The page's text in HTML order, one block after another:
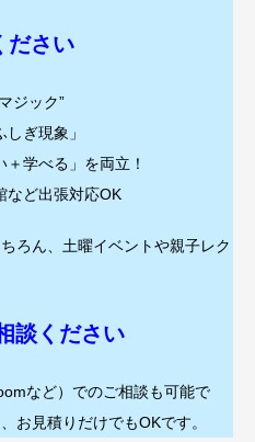
ださい
ジック”
ぎ現象」
学べる」を両立！
など出張対応OK
ろん、土曜イベントや親子レク
談ください
など）でのご相談も可能で
お見積りだけでもOKです。